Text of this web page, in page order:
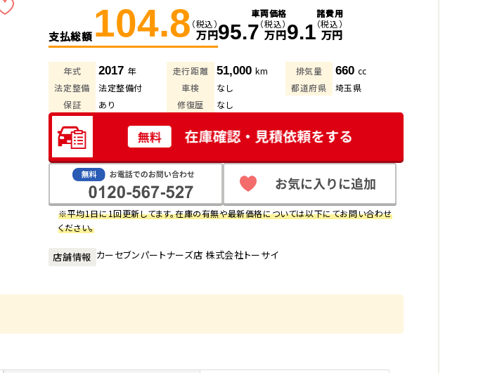
支払総額 104.8 （税込）
万円
車両価格
95.7（税込）
万円
諸費用
9.1（税込）
万円
年式 2017 年 走行距離 51,000km 排気量 660 cc
法定整備
法定整備付 車検 なし 都道府県
埼玉県
保証
あり 修復歴 なし
※平均1日に1回更新してます。在庫の有無や最新価格については以下にてお問い合わせ
ください。
店舗情報 カーセブンパートナーズ店 株式会社トーサイ